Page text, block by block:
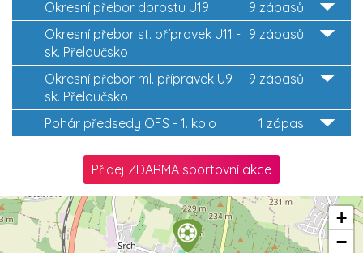
9 zápasů
Okresní přebor dorostu U19
9 zápasů
Okresní přebor st. přípravek U11 -
sk. Přeloučsko
9 zápasů
Okresní přebor ml. přípravek U9 -
sk. Přeloučsko
1 zápas
Pohár předsedy OFS - 1. kolo
Přidej ZDARMA sportovní akce
+
−